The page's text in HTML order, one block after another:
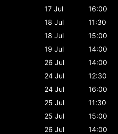
17 Jul
16:00
18 Jul
11:30
18 Jul
15:00
19 Jul
14:00
26 Jul
14:00
24 Jul
12:30
24 Jul
16:00
25 Jul
11:30
25 Jul
15:00
26 Jul
14:00